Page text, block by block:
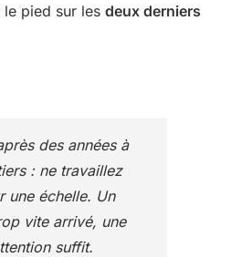
le pied sur les deux derniers
des années à
: ne travaillez
une échelle. Un
vite arrivé, une
suffit.